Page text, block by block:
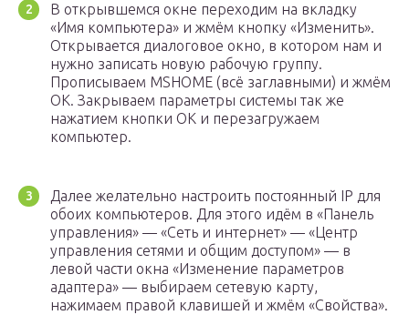
В открывшемся окне переходим на вкладку
«Имя компьютера» и жмём кнопку «Изменить».
Открывается диалоговое окно, в котором нам и
нужно записать новую рабочую группу.
Прописываем MSHOME (всё заглавными) и жмём
ОК. Закрываем параметры системы так же
нажатием кнопки ОК и перезагружаем
компьютер.
Далее желательно настроить постоянный IP для
обоих компьютеров. Для этого идём в «Панель
управления» — «Сеть и интернет» — «Центр
управления сетями и общим доступом» — в
левой части окна «Изменение параметров
адаптера» — выбираем сетевую карту,
нажимаем правой клавишей и жмём «Свойства».